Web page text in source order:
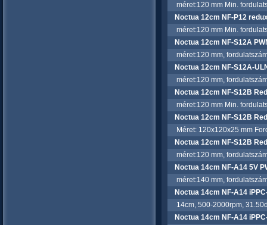
méret:120 mm Min.
Noctua 12cm NF-P12
méret:120 mm Min.
Noctua 12cm NF-S12A
méret:120 mm,
Noctua 12cm NF-S12A-
méret:120 mm,
Noctua 12cm NF-S12B
méret:120 mm Min.
Noctua 12cm NF-S12B
Méret: 120x120x25 mm
Noctua 12cm NF-S12B
méret:120 mm,
Noctua 14cm NF-A14 5V
méret:140 mm,
Noctua 14cm NF-A14
14cm, 500-2000rpm,
Noctua 14cm NF-A14